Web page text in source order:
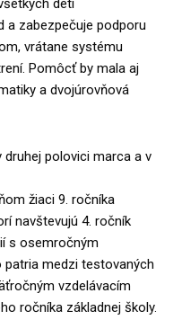
detí
a zabezpečuje podporu
vrátane systému
Pomôcť by mala aj
a dvojúrovňová
polovici marca a v
žiaci 9. ročníka
navštevujú 4. ročník
s osemročným
patria medzi testovaných
vzdelávacím
ročníka základnej školy.